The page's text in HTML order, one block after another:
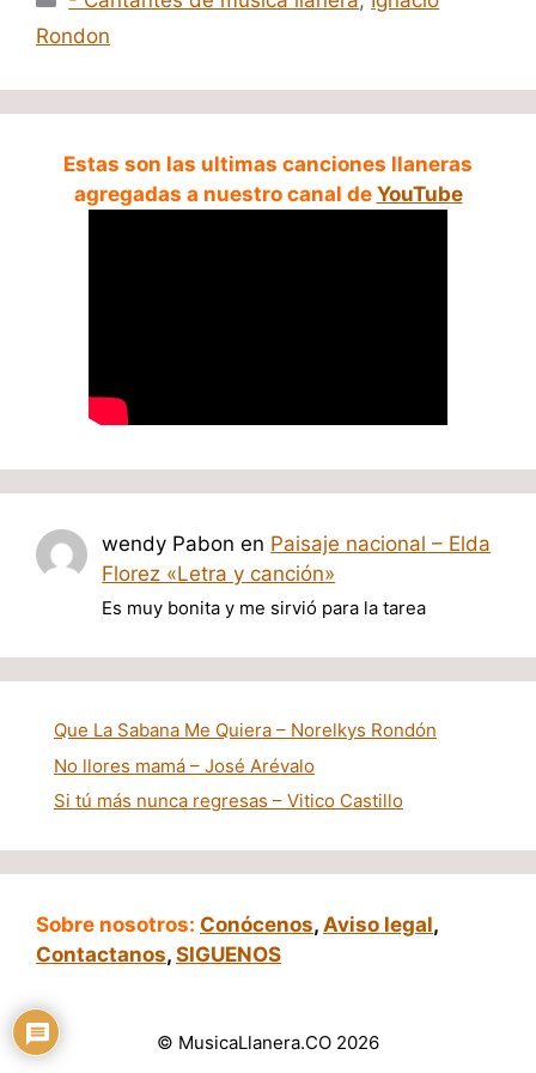
Rondon
Estas son las ultimas canciones llaneras
agregadas a nuestro canal de YouTube
wendy Pabon en Paisaje nacional – Elda
Florez «Letra y canción»
Es muy bonita y me sirvió para la tarea
Que La Sabana Me Quiera – Norelkys Rondón
No llores mamá – José Arévalo
Si tú más nunca regresas – Vitico Castillo
Sobre nosotros: Conócenos, Aviso legal,
Contactanos, SIGUENOS
© MusicaLlanera.CO 2026